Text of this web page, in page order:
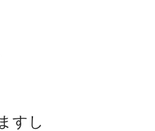
すし